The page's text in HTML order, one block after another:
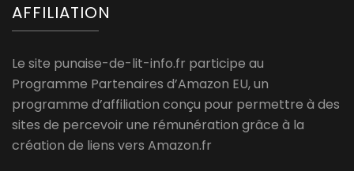
AFFILIATION
Le site punaise-de-lit-info.fr participe au
Programme Partenaires d’Amazon EU, un
programme d’affiliation conçu pour permettre à des
sites de percevoir une rémunération grâce à la
création de liens vers Amazon.fr